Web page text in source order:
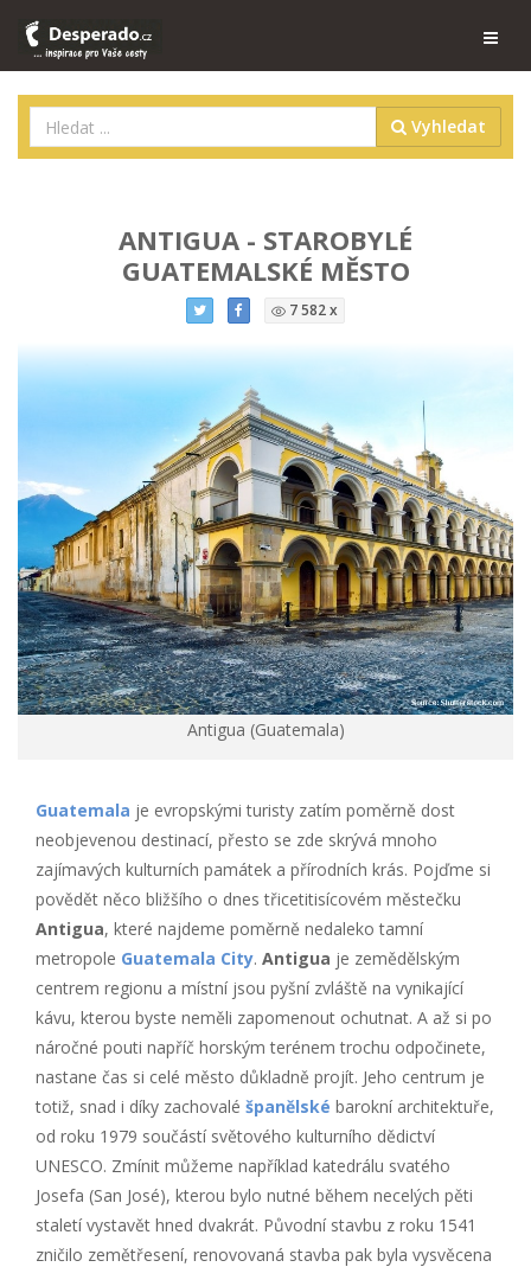
Vyhledat
ANTIGUA - STAROBYLÉ
GUATEMALSKÉ MĚSTO
7 582 x
Antigua (Guatemala)
Guatemala je evropskými turisty zatím poměrně dost
neobjevenou destinací, přesto se zde skrývá mnoho
zajímavých kulturních památek a přírodních krás. Pojďme si
povědět něco bližšího o dnes třicetitisícovém městečku
Antigua, které najdeme poměrně nedaleko tamní
metropole Guatemala City. Antigua je zemědělským
centrem regionu a místní jsou pyšní zvláště na vynikající
kávu, kterou byste neměli zapomenout ochutnat. A až si po
náročné pouti napříč horským terénem trochu odpočinete,
nastane čas si celé město důkladně projít. Jeho centrum je
totiž, snad i díky zachovalé španělské barokní architektuře,
od roku 1979 součástí světového kulturního dědictví
UNESCO. Zmínit můžeme například katedrálu svatého
Josefa (San José), kterou bylo nutné během necelých pěti
staletí vystavět hned dvakrát. Původní stavbu z roku 1541
zničilo zemětřesení, renovovaná stavba pak byla vysvěcena